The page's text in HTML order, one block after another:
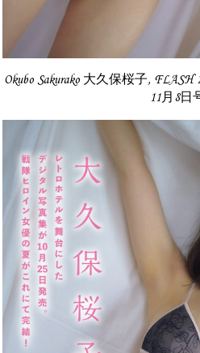
Okubo Sakurako 大久保桜子, FLASH
11月8日